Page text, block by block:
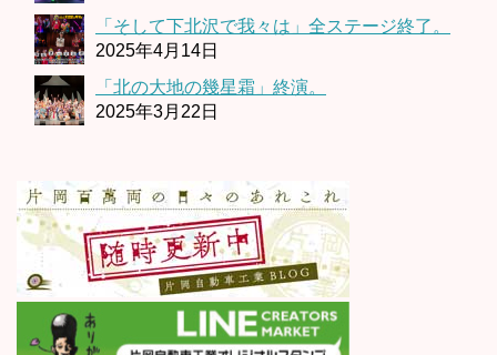
「そして下北沢で我々は」全ステージ終了。
2025年4月14日
「北の大地の幾星霜」終演。
2025年3月22日